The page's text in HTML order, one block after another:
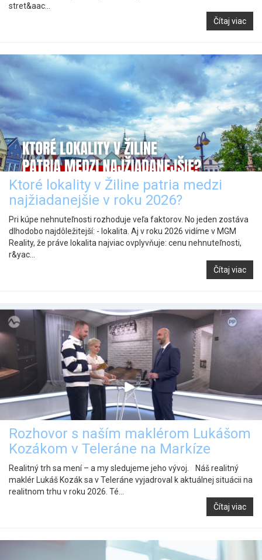
stret&aac...
Čítaj viac
Ktoré lokality v Žiline patria medzi
najžiadanejšie v roku 2026?
Pri kúpe nehnuteľnosti rozhoduje veľa faktorov. No jeden zostáva
dlhodobo najdôležitejší: - lokalita. Aj v roku 2026 vidíme v MGM
Reality, že práve lokalita najviac ovplyvňuje: cenu nehnuteľnosti,
r&yac...
Čítaj viac
Rozhovor s naším maklérom Lukášom
Kozákom v Teleráne na Markíze
Realitný trh sa mení – a my sledujeme jeho vývoj. Náš realitný
maklér Lukáš Kozák sa v Teleráne vyjadroval k aktuálnej situácii na
realitnom trhu v roku 2026. Té...
Čítaj viac